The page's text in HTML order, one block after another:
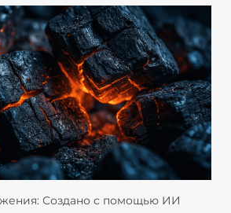
Создано с помощью ИИ